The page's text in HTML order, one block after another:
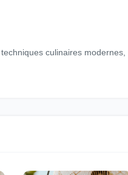
culinaires modernes,